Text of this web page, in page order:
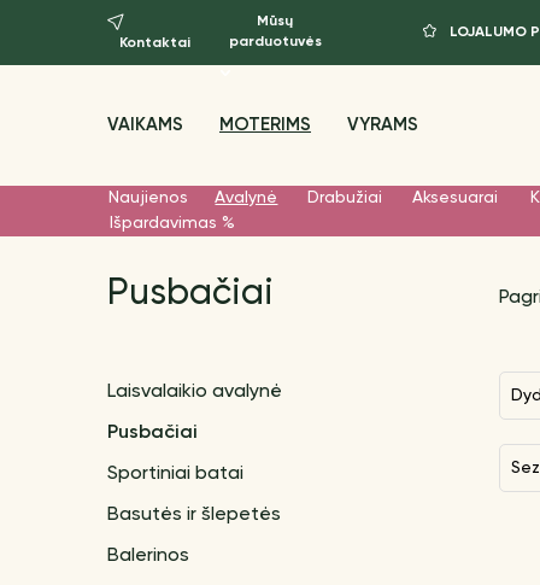
Kontaktai
Mūsų
parduotuvės
LOJALUMO
VAIKAMS MOTERIMS VYRAMS
Naujienos Avalynė Drabužiai Aksesuarai
Išpardavimas %
Pusbačiai
Laisvalaikio avalynė
Pusbačiai
Sportiniai batai
Basutės ir šlepetės
Balerinos